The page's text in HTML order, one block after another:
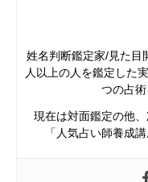
姓名判断鑑定家/見た
人以上の人を鑑定した
つの占
現在は対面鑑定の他
「人気占い師養成